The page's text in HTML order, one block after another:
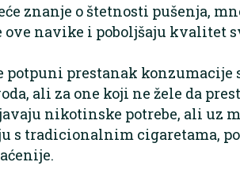
znanje o štetnosti pušenja,
ove navike i poboljšaju kvalitet
potpuni prestanak
ali za one koji ne žele da
nikotinske potrebe, ali uz
s tradicionalnim cigaretama,